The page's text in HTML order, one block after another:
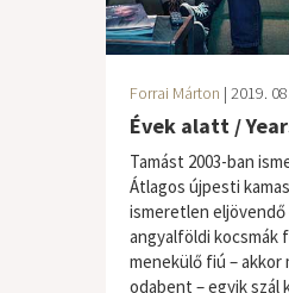
Forrai Márton | 2019.
Évek alatt /
Tamást 2003-ban
Átlagos újpesti
ismeretlen eljövendő
angyalföldi kocsmák
menekülő fiú – akkor
odabent – egyik szál